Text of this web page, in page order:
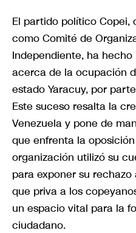
El partido político
como Comité de
Independiente, ha
acerca de la ocupación
estado Yaracuy, por
Este suceso resalta la
Venezuela y pone de
que enfrenta la
organización utilizó su
para exponer su
que priva a los
un espacio vital para la
ciudadano.